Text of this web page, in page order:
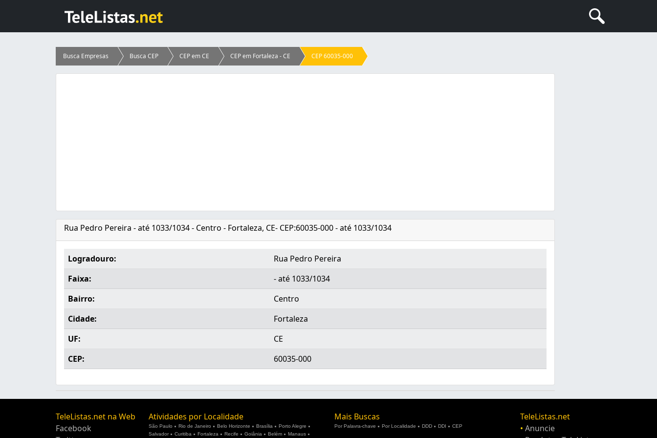
Busca Empresas Busca CEP CEP em CE CEP em Fortaleza - CE CEP 60035-000
Rua Pedro Pereira - até 1033/1034 - Centro - Fortaleza, CE- CEP:60035-000 - até 1033/1034
Logradouro:
Rua Pedro Pereira
Faixa:
- até 1033/1034
Bairro:
Centro
Cidade:
Fortaleza
UF:
CE
CEP:
60035-000
TeleListas.net na Web
Facebook
Atividades por Localidade
São Paulo Rio de Janeiro Belo Horizonte Brasília
Porto Alegre
Salvador
Curitiba Fortaleza Recife Goiânia Belém Manaus
Mais Buscas
Por Palavra-chave Por Localidade DDD DDI CEP
TeleListas.net
• Anuncie